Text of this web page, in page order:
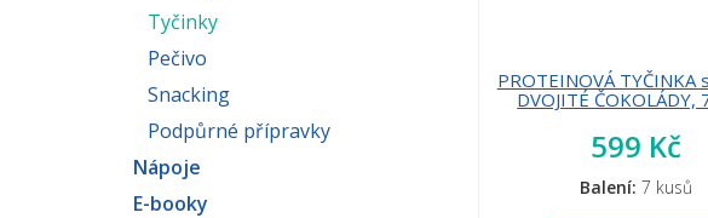
Tyčinky
Pečivo
Snacking
Podpůrné přípravky
Nápoje
E-booky
PROTEINOVÁ TYČINKA
DVOJITÉ ČOKOLÁDY,
599 Kč
Balení:7 kusů